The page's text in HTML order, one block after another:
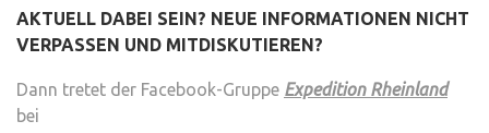
AKTUELL DABEI SEIN? NEUE INFORMATIONEN NICHT
VERPASSEN UND MITDISKUTIEREN?
Dann tretet der Facebook-Gruppe Expedition Rheinland
bei